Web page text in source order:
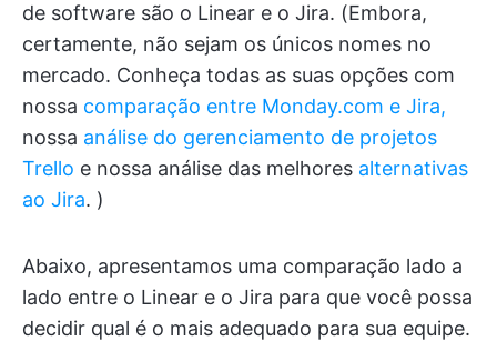
de software são o Linear e o Jira. (Embora,
certamente, não sejam os únicos nomes no
mercado. Conheça todas as suas opções com
nossa comparação entre Monday.com e Jira,
nossa análise do gerenciamento de projetos
Trello e nossa análise das melhores alternativas
ao Jira. )
Abaixo, apresentamos uma comparação lado a
lado entre o Linear e o Jira para que você possa
decidir qual é o mais adequado para sua equipe.